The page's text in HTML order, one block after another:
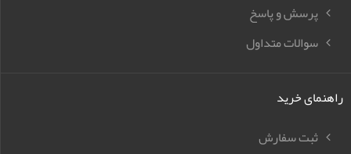
پرسش و پاسخ
سوالات متداول
راهنمای خرید
ثبت سفارش